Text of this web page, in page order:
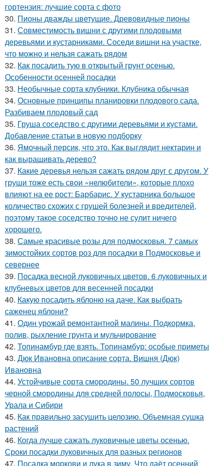
гортензия: лучшие сорта с фото
30. Пионы дважды цветущие. Древовидные пионы
31. Совместимость вишни с другими плодовыми
деревьями и кустарниками. Соседи вишни на участке,
что можно и нельзя сажать рядом
32. Как посадить тую в открытый грунт осенью.
Особенности осенней посадки
33. Необычные сорта клубники. Клубника обычная
34. Основные принципы планировки плодового сада.
Разбиваем плодовый сад
35. Груша соседство с другими деревьями и кустами.
Добавление статьи в новую подборку
36. Ямочный персик, что это. Как выглядит нектарин и
как выращивать дерево?
37. Какие деревья нельзя сажать рядом друг с другом. У
груши тоже есть свои «нелюбители», которые плохо
влияют на ее рост: Барбарис. У кустарника большое
количество схожих с грушей болезней и вредителей,
поэтому такое соседство точно не сулит ничего
хорошего.
38. Самые красивые розы для подмосковья. 7 самых
зимостойких сортов роз для посадки в Подмосковье и
севернее
39. Посадка весной луковичных цветов. 6 луковичных и
клубневых цветов для весенней посадки
40. Какую посадить яблоню на даче. Как выбрать
саженец яблони?
41. Один урожай ремонтантной малины. Подкормка,
полив, рыхление грунта и мульчирование
42. Топинамбур где взять. Топинамбур: особые приметы
43. Дюк Ивановна описание сорта. Вишня (Дюк)
Ивановна
44. Устойчивые сорта смородины. 50 лучших сортов
черной смородины для средней полосы, Подмосковья,
Урала и Сибири
45. Как правильно засушить целозию. Объемная сушка
растений
46. Когда лучше сажать луковичные цветы осенью.
Сроки посадки луковичных для разных регионов
47. Посадка моркови и лука в зиму. Что даёт осенний